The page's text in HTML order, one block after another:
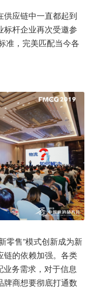
供应链中一直都起到
标杆企业再次受邀参
准，完美匹配当今各
零售”模式创新成为新
链的依赖加强。各类
务需求，对于信息
牌商想要彻底打通数